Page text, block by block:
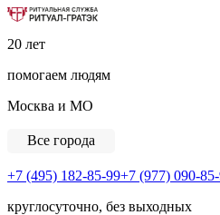
Ритуальная
20 лет
помогаем людям
Москва и МО
Все города
+7 (495) 182-85-99+7 (977) 090-
круглосуточно, без выходных